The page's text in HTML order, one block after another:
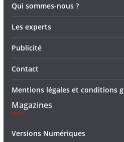
Qui sommes-nous ?
Les experts
Publicité
Contact
Mentions légales et conditions
Magazines
Versions Numériques